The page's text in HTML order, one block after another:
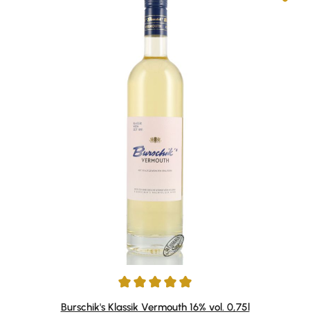
Durchschnittliche Bewertung von 5 von 5 Sternen
Burschik's Klassik Vermouth 16% vol. 0,75l